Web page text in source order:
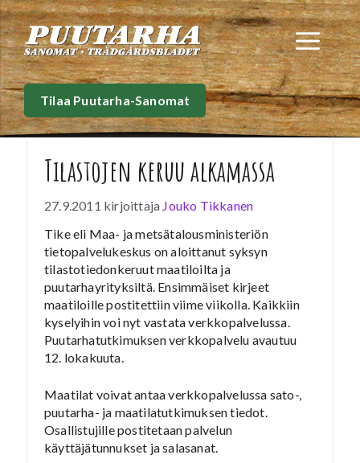
Siirry
sisältöön
Tilaa Puutarha-Sanomat
Tilastojen keruu alkamassa
27.9.2011 kirjoittaja Jouko Tikkanen
Tike eli Maa- ja metsätalousministeriön
tietopalvelukeskus on aloittanut syksyn
tilastotiedonkeruut maatiloilta ja
puutarhayrityksiltä. Ensimmäiset kirjeet
maatiloille postitettiin viime viikolla. Kaikkiin
kyselyihin voi nyt vastata verkkopalvelussa.
Puutarhatutkimuksen verkkopalvelu avautuu
12. lokakuuta.
Maatilat voivat antaa verkkopalvelussa sato-,
puutarha- ja maatilatutkimuksen tiedot.
Osallistujille postitetaan palvelun
käyttäjätunnukset ja salasanat.